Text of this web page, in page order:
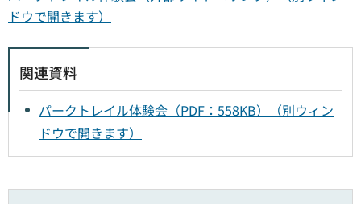
ドウで開きます）
関連資料
パークトレイル体験会（PDF：558KB）（別ウィン
ドウで開きます）